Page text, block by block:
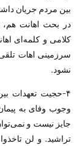
بین مردم جریان
در بحث اهانت
کلامی و کلمه‌ای
سرزمینی اهات
نشود.
۴-حجیت تعهدات
وجوب وفای به
جایز نیست و
تراشید. و لن